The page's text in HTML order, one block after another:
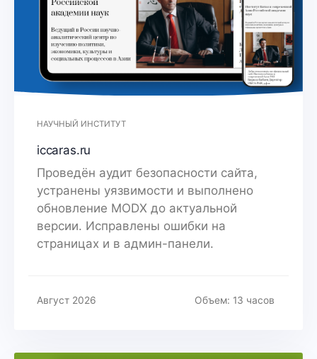
НАУЧНЫЙ ИНСТИТУТ
iccaras.ru
Проведён аудит безопасности сайта,
устранены уязвимости и выполнено
обновление MODX до актуальной
версии. Исправлены ошибки на
страницах и в админ-панели.
Август 2026 Объем: 13 часов